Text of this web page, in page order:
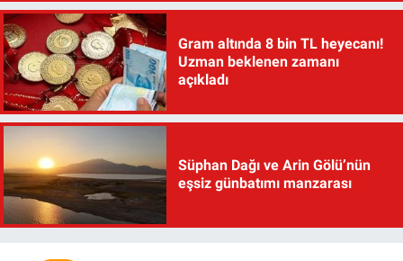
Gram altında 8 bin TL heyecanı!
Uzman beklenen zamanı
açıkladı
Süphan Dağı ve Arin Gölü’nün
eşsiz günbatımı manzarası